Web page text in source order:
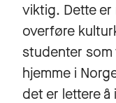
viktig. Dette er
overføre
studenter som
hjemme i
det er lettere